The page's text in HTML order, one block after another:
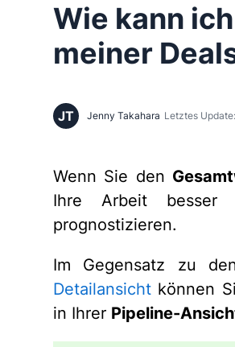
Wie kann
meiner
JT Jenny Takahara Letztes
Wenn Sie den
Ihre Arbeit besser
prognostizieren.
Im Gegensatz zu
Detailansicht können
in Ihrer Pipeline-